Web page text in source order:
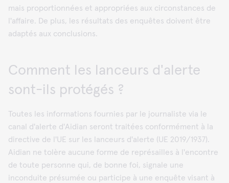
mais proportionnées et appropriées aux circonstances de
l'affaire. De plus, les résultats des enquêtes doivent être
adaptés aux conclusions.
Comment les lanceurs d'alerte
sont-ils protégés ?
Toutes les informations fournies par le journaliste via le
canal d'alerte d'Aidian seront traitées conformément à la
directive de l'UE sur les lanceurs d'alerte (UE 2019/1937).
Aidian ne tolère aucune forme de représailles à l'encontre
de toute personne qui, de bonne foi, signale une
inconduite présumée ou participe à une enquête visant à